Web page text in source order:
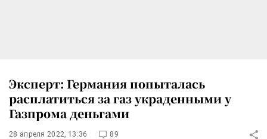
Эксперт: Германия попыталась
расплатиться за газ украденными у
Газпрома деньгами
28 апреля 2022, 13:36 89